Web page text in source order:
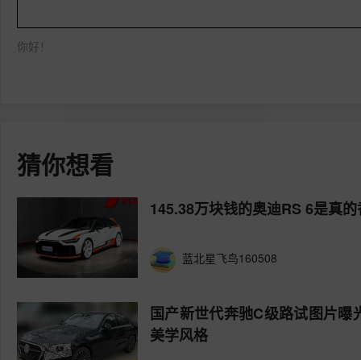
你好！
猜你想看
145.38万块钱的奥迪RS 6是真
蓝北星飞鸟160508
国产新世代奔驰C级路试图片
美学风格